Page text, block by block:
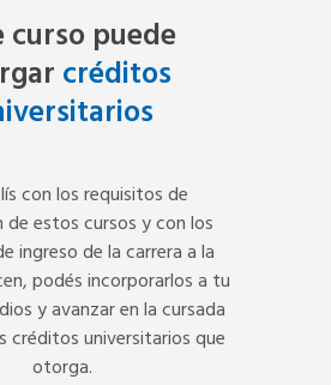
curso puede
créditos
con los requisitos de
de estos cursos y con los
ingreso de la carrera a la
podés incorporarlos a tu
y avanzar en la cursada
créditos universitarios que
otorga.